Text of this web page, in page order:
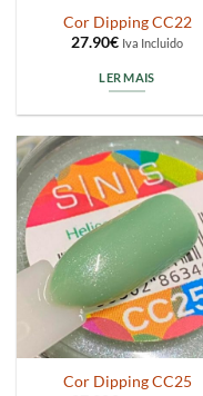
Cor Dipping CC22
27.90€ Iva Incluido
LER MAIS
Cor Dipping CC25